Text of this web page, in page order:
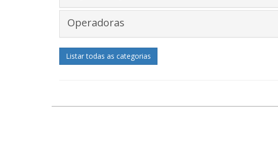
Operadoras
Listar todas as categorias